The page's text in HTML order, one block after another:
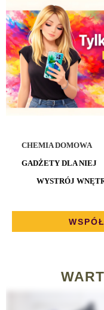
CHEMIA DOMOWA
GADŻETY DLA NIEJ
WYSTRÓJ